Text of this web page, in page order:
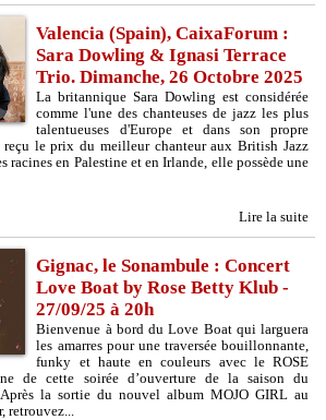
Valencia (Spain), CaixaForum :
Sara Dowling & Ignasi Terrace
Trio. Dimanche, 26 Octobre 2025
La britannique Sara Dowling est considérée
comme l'une des chanteuses de jazz les plus
talentueuses d'Europe et dans son propre
le prix du meilleur chanteur aux British Jazz
racines en Palestine et en Irlande, elle possède une
Lire la suite
Gignac, le Sonambule : Concert
Love Boat by Rose Betty Klub -
27/09/25 à 20h
Bienvenue à bord du Love Boat qui larguera
les amarres pour une traversée bouillonnante,
funky et haute en couleurs avec le ROSE
de cette soirée d’ouverture de la saison du
la sortie du nouvel album MOJO GIRL au
retrouvez...